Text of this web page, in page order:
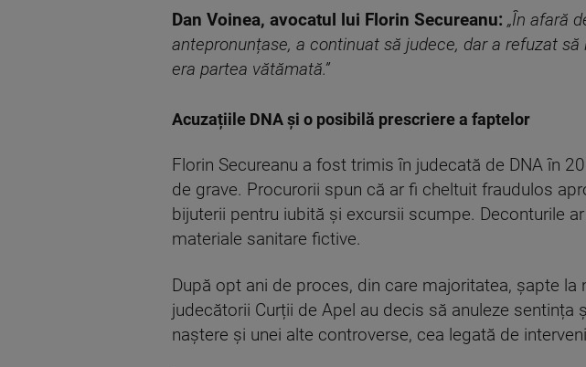
Dan Voinea, avocatul lui Florin Secureanu: „În afară
antepronunțase, a continuat să judece, dar a refuzat
era partea vătămată.”
Acuzațiile DNA și o posibilă prescriere a faptelor
Florin Secureanu a fost trimis în judecată de DNA în
de grave. Procurorii spun că ar fi cheltuit fraudulos
bijuterii pentru iubită și excursii scumpe. Deconturile
materiale sanitare fictive.
După opt ani de proces, din care majoritatea, șapte
judecătorii Curții de Apel au decis să anuleze
naștere și unei alte controverse, cea legată de